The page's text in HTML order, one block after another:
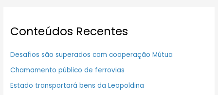
Conteúdos Recentes
Desafios são superados com cooperação Mútua
Chamamento público de ferrovias
Estado transportará bens da Leopoldina